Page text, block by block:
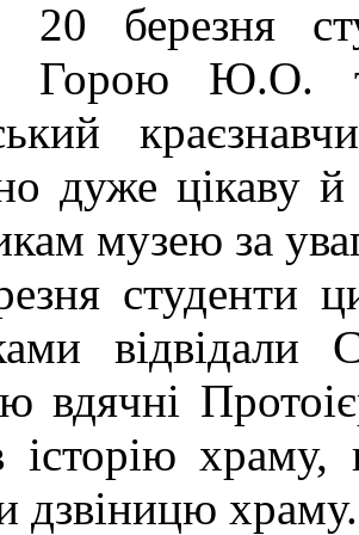
20 березня
Горою Ю.О.
дуже цікаву й
музею за
студенти
вдячні
історію храму,
дзвіницю храму.